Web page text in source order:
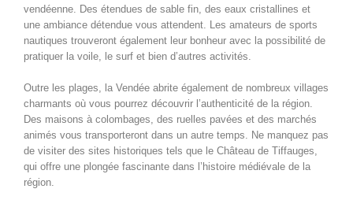
vendéenne. Des étendues de sable fin, des eaux cristallines et
une ambiance détendue vous attendent. Les amateurs de sports
nautiques trouveront également leur bonheur avec la possibilité de
pratiquer la voile, le surf et bien d’autres activités.
Outre les plages, la Vendée abrite également de nombreux villages
charmants où vous pourrez découvrir l’authenticité de la région.
Des maisons à colombages, des ruelles pavées et des marchés
animés vous transporteront dans un autre temps. Ne manquez pas
de visiter des sites historiques tels que le Château de Tiffauges,
qui offre une plongée fascinante dans l’histoire médiévale de la
région.